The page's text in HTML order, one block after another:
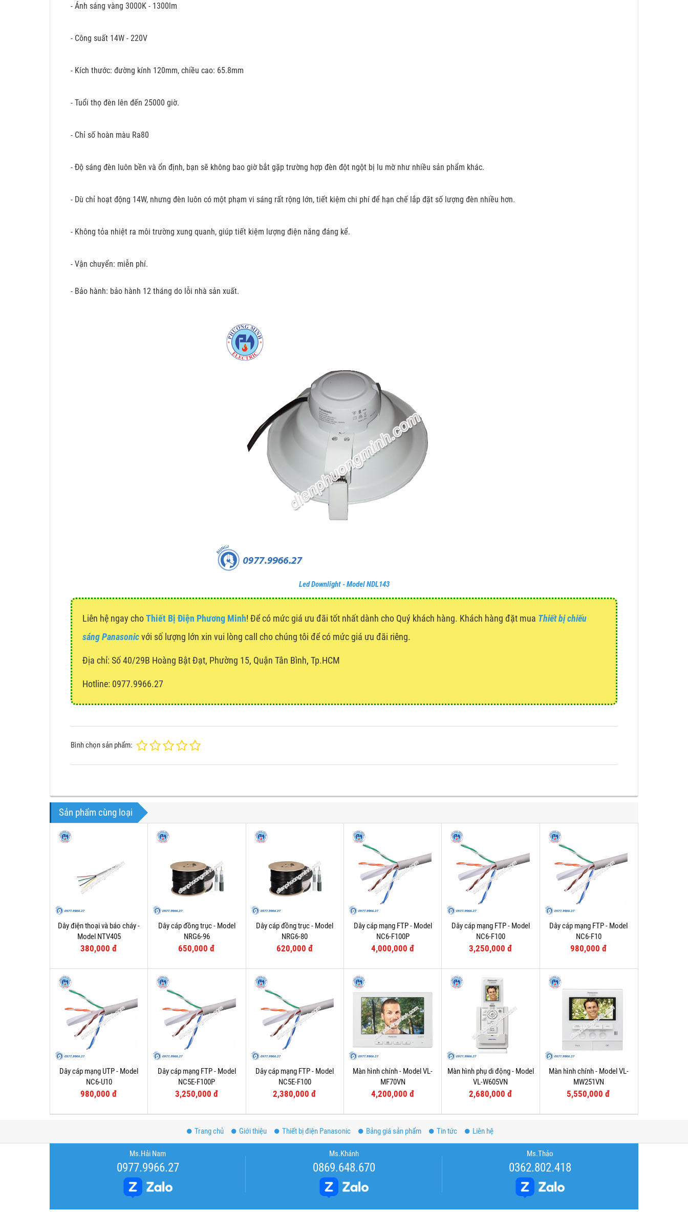
- Ánh sáng vàng 3000K - 1300lm
- Công suất 14W - 220V
- Kích thước: đường kính 120mm, chiều cao: 65.8mm
- Tuổi thọ đèn lên đến 25000 giờ.
- Chỉ số hoàn màu Ra80
- Độ sáng đèn luôn bền và ổn định, bạn sẽ không bao giờ bắt gặp trường hợp đèn đột ngột bị lu mờ như nhiều sản phẩm khác.
- Dù chỉ hoạt động 14W, nhưng đèn luôn có một phạm vi sáng rất rộng lớn, tiết kiệm chi phí để hạn chế lắp đặt số lượng đèn nhiều hơn.
- Không tỏa nhiệt ra môi trường xung quanh, giúp tiết kiệm lượng điện năng đáng kể.
- Vận chuyển: miễn phí.
- Bảo hành: bảo hành 12 tháng do lỗi nhà sản xuất.
Led Downlight - Model NDL143
Liên hệ ngay choThiết Bị Điện Phương Minh! Để có mức giá ưu đãi tốt nhất dành cho Quý khách hàng. Khách hàng đặt mua Thiết bị chiếu
sáng Panasonicvới số lượng lớn xin vui lòng call cho chúng tôi để có mức giá ưu đãi riêng.
Địa chỉ: Số 40/29B Hoàng Bật Đạt, Phường 15, Quận Tân Bình, Tp.HCM
Hotline: 0977.9966.27
Bình chọn sản phẩm:
Sản phẩm cùng loại
Dây điện thoại và báo cháy -
Model NTV405
380,000 đ
Dây cáp đồng trục - Model
NRG6-96
650,000 đ
Dây cáp đồng trục - Model
NRG6-80
620,000 đ
Dây cáp mạng FTP - Model
NC6-F100P
4,000,000 đ
Dây cáp mạng FTP - Model
NC6-F100
3,250,000 đ
Dây cáp mạng FTP - Model
NC6-F10
980,000 đ
Dây cáp mạng UTP - Model
NC6-U10
980,000 đ
Dây cáp mạng FTP - Model
NC5E-F100P
3,250,000 đ
Dây cáp mạng FTP - Model
NC5E-F100
2,380,000 đ
Màn hình chính - Model VL-
MF70VN
4,200,000 đ
Màn hình phụ di động - Model
VL-W605VN
2,680,000 đ
Màn hình chính - Model VL-
MW251VN
5,550,000 đ
Trang chủ Giới thiệu Thiết bị điện Panasonic Bảng giá sản phẩm Tin tức Liên hệ
Ms.Hải Nam
0977.9966.27
Ms.Khánh
0869.648.670
Ms.Thảo
0362.802.418